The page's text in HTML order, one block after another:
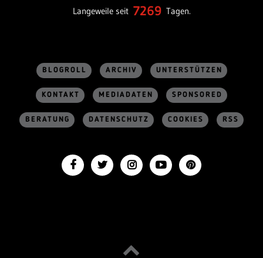
Langeweile seit 7269 Tagen.
BLOGROLL ARCHIV UNTERSTÜTZEN
KONTAKT MEDIADATEN SPONSORED
BERATUNG DATENSCHUTZ COOKIES RSS